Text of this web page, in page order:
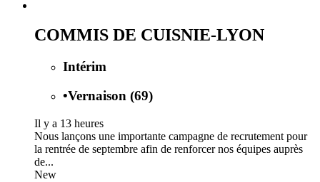
COMMIS DE CUISNIE-LYON
Intérim
•Vernaison (69)
Il y a 13 heures
Nous lançons une importante campagne de recrutement pour
la rentrée de septembre afin de renforcer nos équipes auprès
de...
New